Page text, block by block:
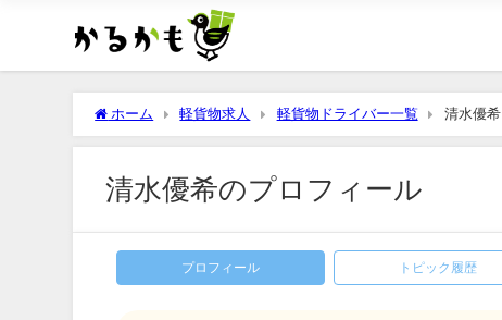
ホーム 軽貨物求人 軽貨物ドライバー一覧 清水優希
清水優希のプロフィール
プロフィール トピック履歴